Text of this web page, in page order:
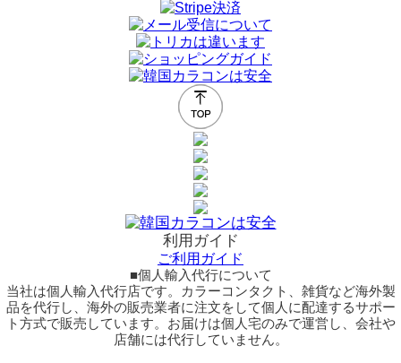
利用ガイド
ご利用ガイド
■個人輸入代行について
当社は個人輸入代行店です。カラーコンタクト、雑貨など海外製
品を代行し、海外の販売業者に注文をして個人に配達するサポー
ト方式で販売しています。お届けは個人宅のみで運営し、会社や
店舗には代行していません。